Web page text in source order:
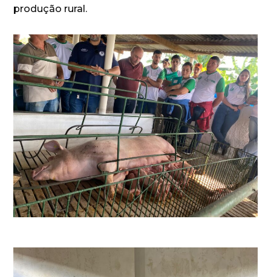
produção rural.